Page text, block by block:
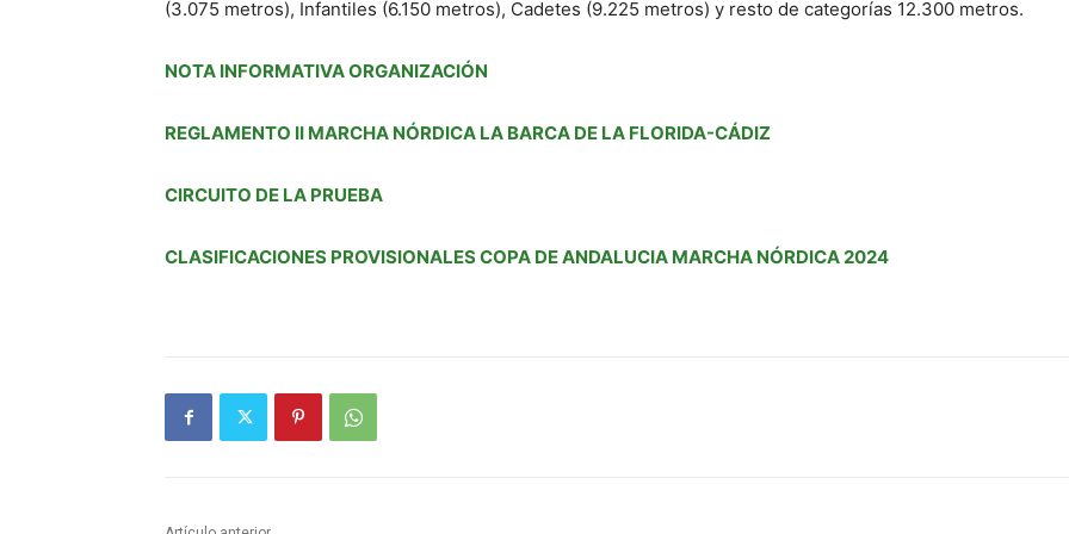
(3.075 metros), Infantiles (6.150 metros), Cadetes (9.225 metros) y resto de categorías 12.300 metros.
NOTA INFORMATIVA ORGANIZACIÓN
REGLAMENTO II MARCHA NÓRDICA LA BARCA DE LA FLORIDA-CÁDIZ
CIRCUITO DE LA PRUEBA
CLASIFICACIONES PROVISIONALES COPA DE ANDALUCIA MARCHA NÓRDICA 2024